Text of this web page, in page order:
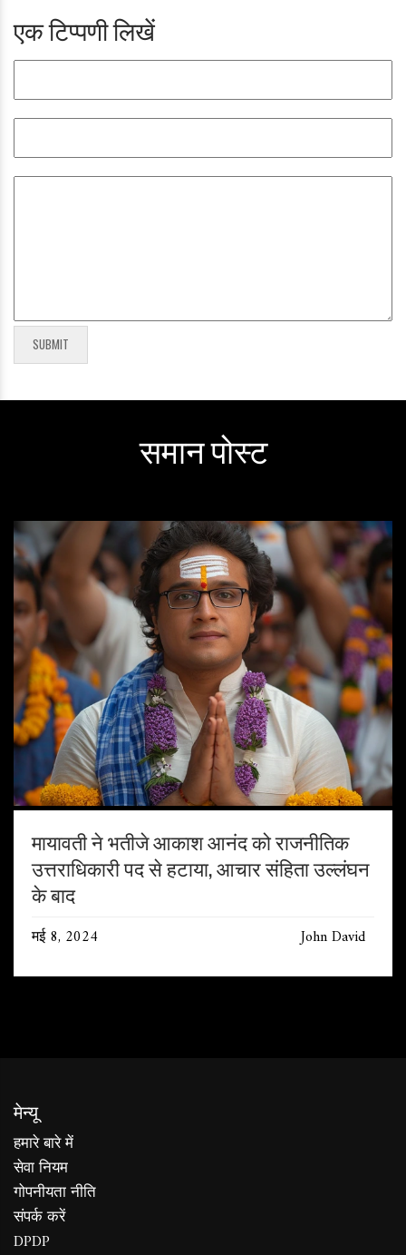
एक टिप्पणी लिखें
समान पोस्ट
मायावती ने भतीजे आकाश आनंद को राजनीतिक
उत्तराधिकारी पद से हटाया, आचार संहिता उल्लंघन
के बाद
मई 8, 2024 John David
मेन्यू
हमारे बारे में
सेवा नियम
गोपनीयता नीति
संपर्क करें
DPDP